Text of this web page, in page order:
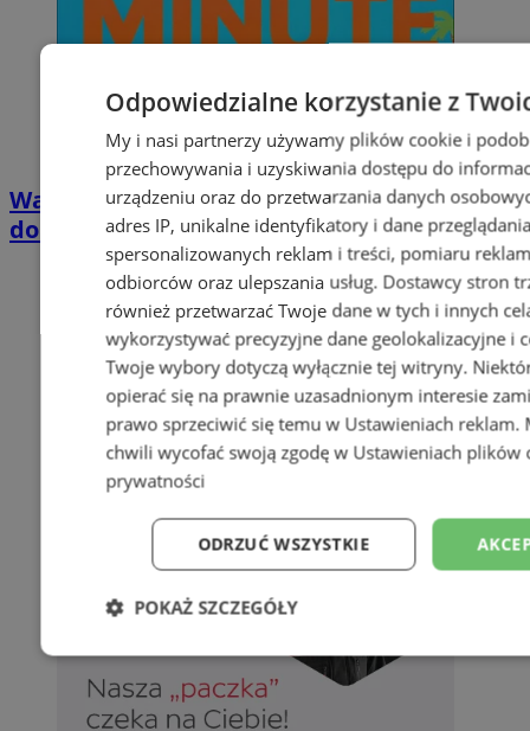
Wakacyjny wypoczynek nad Bałtykiem w
domkach Szmaragdowe Morze
Odpowiedzialne korzystanie z
My i nasi partnerzy używamy plików cookie i
przechowywania i uzyskiwania dostępu do
urządzeniu oraz do przetwarzania danych
adres IP, unikalne identyfikatory i dane
spersonalizowanych reklam i treści, pomiaru
odbiorców oraz ulepszania usług. Dostawcy stron
również przetwarzać Twoje dane w tych i innych
wykorzystywać precyzyjne dane geolokalizacyjne i
Twoje wybory dotyczą wyłącznie tej witryny.
opierać się na prawnie uzasadnionym interesie
prawo sprzeciwić się temu w Ustawieniach reklam.
chwili wycofać swoją zgodę w Ustawieniach plików
prywatności
ODRZUĆ WSZYSTKIE
POKAŻ SZCZEGÓŁY
Niezbędne Wydajność